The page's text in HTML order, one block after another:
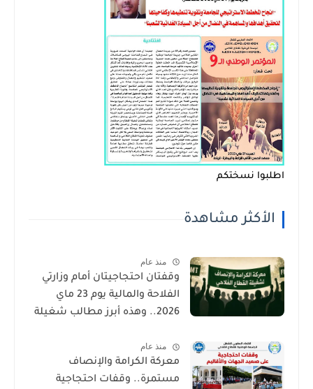
اطلبوا نسختكم
الأكثر مشاهدة
منذ عام
وقفتان احتجاجيتان أمام وزارتي
الفلاحة والمالية يوم 23 ماي
2026.. وهذه أبرز مطالب شغيلة
منذ عام
معركة الكرامة والإنصاف
مستمرة.. وقفات احتجاجية